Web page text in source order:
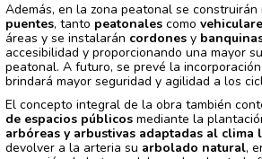
Además, en la zona peatonal se construirán
puentes, tanto peatonales como
áreas y se instalarán cordones y
accesibilidad y proporcionando una mayor
peatonal. A futuro, se prevé la
brindará mayor seguridad y agilidad a los
El concepto integral de la obra también
de espacios públicos mediante la
arbóreas y arbustivas adaptadas al clima
devolver a la arteria su arbolado natural,